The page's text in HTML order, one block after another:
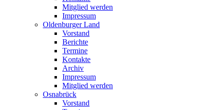
Mitglied werden
Impressum
Oldenburger Land
Vorstand
Berichte
Termine
Kontakte
Archiv
Impressum
Mitglied werden
Osnabrück
Vorstand